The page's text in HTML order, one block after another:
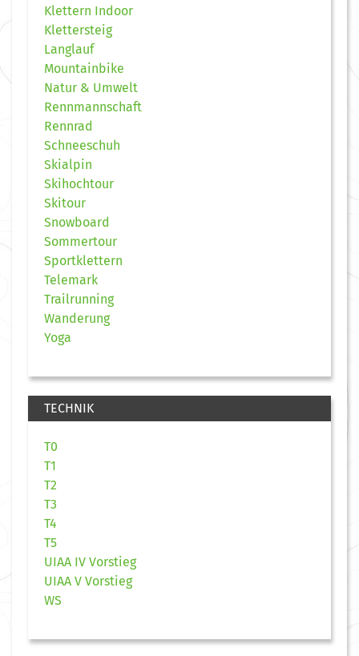
Klettern Indoor
Klettersteig
Langlauf
Mountainbike
Natur & Umwelt
Rennmannschaft
Rennrad
Schneeschuh
Skialpin
Skihochtour
Skitour
Snowboard
Sommertour
Sportklettern
Telemark
Trailrunning
Wanderung
Yoga
TECHNIK
T0
T1
T2
T3
T4
T5
UIAA IV Vorstieg
UIAA V Vorstieg
WS